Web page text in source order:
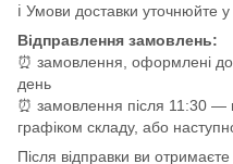
ℹ️ Умови доставки уточнюйте
Відправлення замовлень:
⏰ замовлення, оформлені
день
⏰ замовлення після 11:30 —
графіком складу, або
Після відправки ви